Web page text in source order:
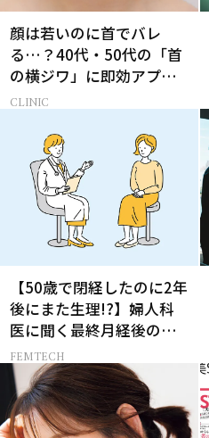
顔は若いのに首でバレ
る…？40代・50代の「首
の横ジワ」に即効アプロ
ーチする最新美容医療と
CLINIC
【50歳で閉経したのに2年
後にまた生理!?】婦人科
医に聞く最終月経後の出
血の対処法
FEMTECH